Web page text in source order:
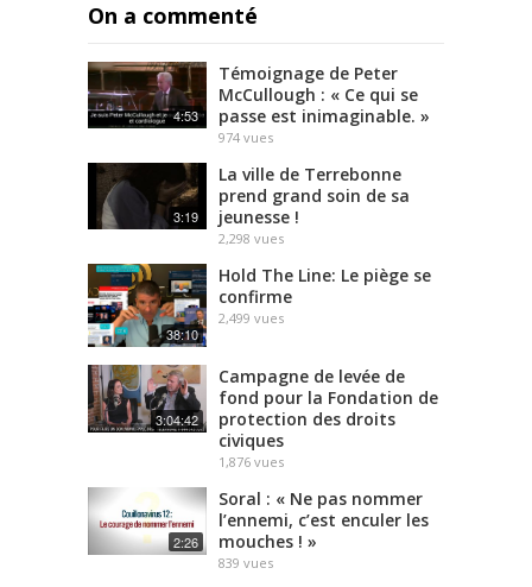
On a commenté
4:53
Témoignage de Peter
McCullough : « Ce qui se
passe est inimaginable. »
974 vues
3:19
La ville de Terrebonne
prend grand soin de sa
jeunesse !
2,298 vues
38:10
Hold The Line: Le piège se
confirme
2,499 vues
3:04:42
Campagne de levée de
fond pour la Fondation de
protection des droits
civiques
1,876 vues
2:26
Soral : « Ne pas nommer
l’ennemi, c’est enculer les
mouches ! »
839 vues